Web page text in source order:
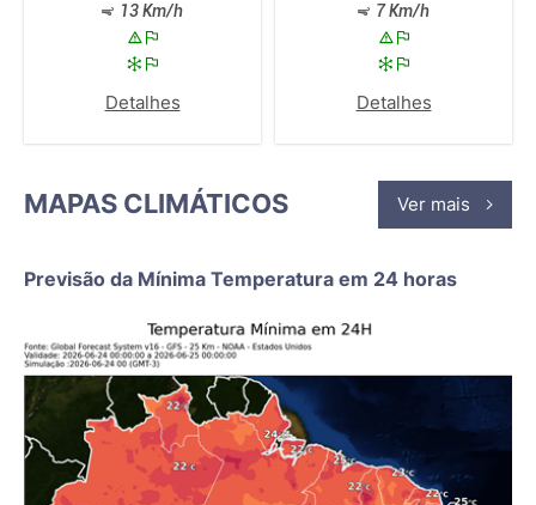
13 Km/h
Detalhes
7 Km/h
Detalhes
MAPAS CLIMÁTICOS Ver mais
Previsão da Mínima Temperatura em 24 horas